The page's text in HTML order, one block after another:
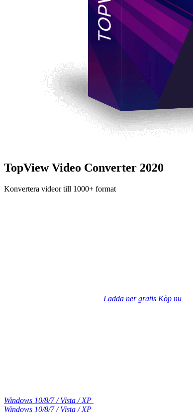
TopView Video Converter 2020
Konvertera videor till 1000+ format
Ladda ner gratis Köp nu
Windows 10/8/7 / Vista / XP
Windows 10/8/7 / Vista / XP